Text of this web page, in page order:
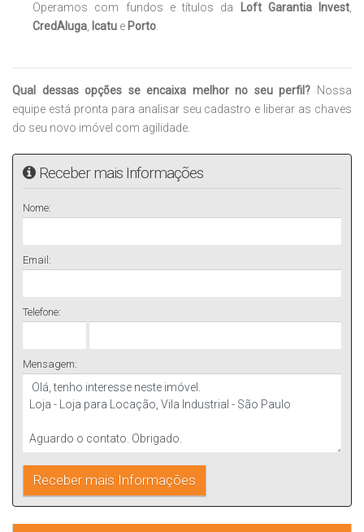
Operamos com fundos e títulos da
Loft Garantia Invest,
CredAluga, Icatu e Porto.
Qual dessas opções se encaixa melhor no seu perfil? Nossa
equipe está pronta para analisar seu cadastro e liberar as chaves
do seu novo imóvel com agilidade.
Receber mais Informações
Nome:
Email:
Telefone:
Mensagem: